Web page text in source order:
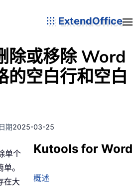
ExtendOffice
除或移除 Word
的空白行和空白
期2025-03-25
Kutools for Word
概述
单个
。
在大